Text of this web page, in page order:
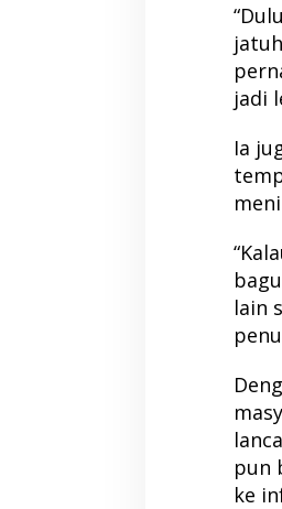
jadi
Ia
lain
pun
ke